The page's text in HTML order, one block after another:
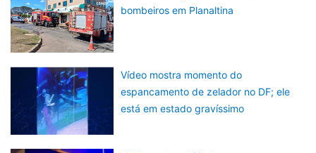
bombeiros em Planaltina
Vídeo mostra momento do
espancamento de zelador no DF; ele
está em estado gravíssimo